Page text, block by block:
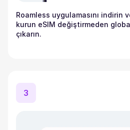
Roamless uygulamasını indirin
kurun eSIM değiştirmeden
çıkarın.
3